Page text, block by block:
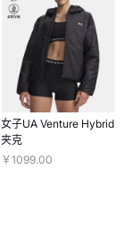
女子UA Venture Hybrid
夹克
￥1099.00